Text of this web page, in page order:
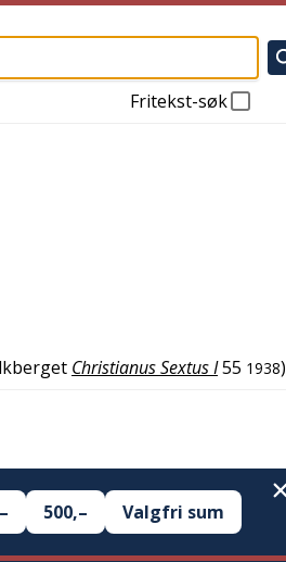
Fritekst-søk
Christianus Sextus I55 1938)
500,– Valgfri sum